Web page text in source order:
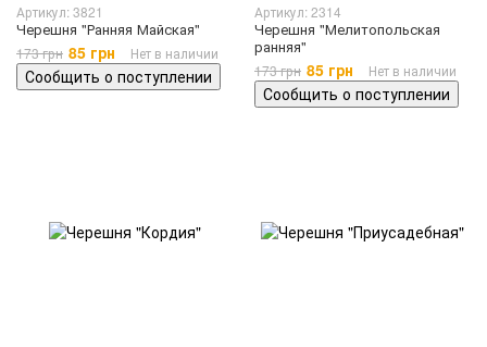
Артикул: 3821
Черешня "Ранняя Майская"
173 грн 85 грн Нет в наличии
Сообщить о поступлении
Артикул: 2314
Черешня "Мелитопольская
ранняя"
173 грн 85 грн Нет в наличии
Сообщить о поступлении